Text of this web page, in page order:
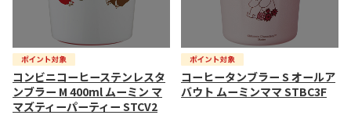
コンビニコーヒーステンレスタ
ンブラー M 400ml ムーミン マ
マズティーパーティー STCV2
コーヒータンブラー S オールア
バウト ムーミンママ STBC3F